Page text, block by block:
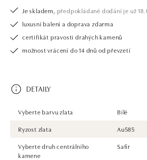
Je skladem, předpokládané dodání je už
luxusní balení a doprava zdarma
certifikát pravosti drahých kamenů
možnost vrácení do 14 dnů od převzetí
DETAILY
Vyberte barvu zlata
Bílé
Ryzost zlata
Au585
Vyberte druh centrálního
kamene
Safír